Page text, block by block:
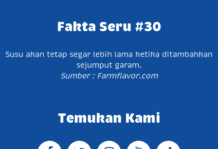
Fakta Seru #30
Susu akan tetap segar lebih lama ketika ditambahkan
sejumput garam.
Sumber : Farmflavor.com
Temukan Kami